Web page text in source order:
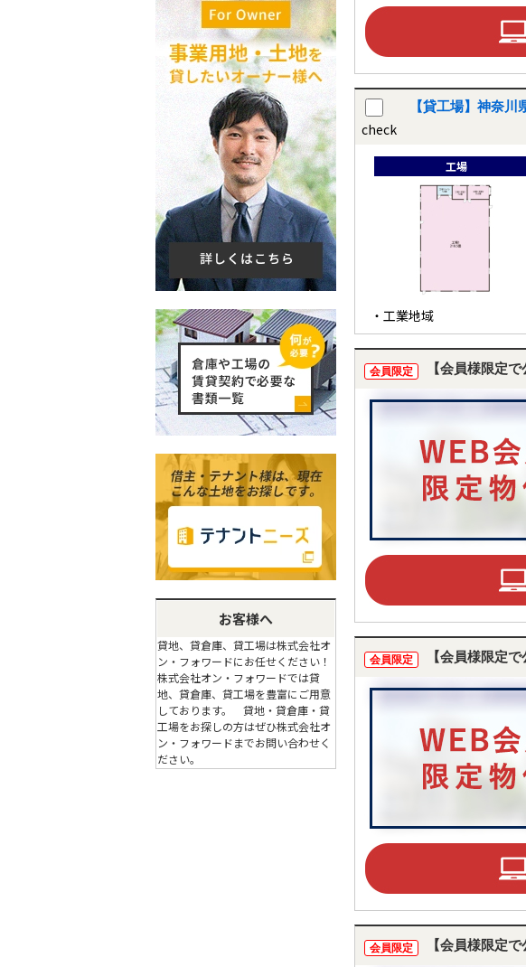
check
【貸工場】神奈
工場
・工業地域
会員限定 【会員様限定で
会員限定 【会員様限定で
会員限定 【会員様限定で
お客様へ
貸地、貸倉庫、貸工場は株式会社オ
ン・フォワードにお任せください！
株式会社オン・フォワードでは貸
地、貸倉庫、貸工場を豊富にご用意
しております。 貸地・貸倉庫・貸
工場をお探しの方はぜひ株式会社オ
ン・フォワードまでお問い合わせく
ださい。